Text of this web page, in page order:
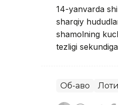
14-yanvarda
sharqiy
shamolning
tezligi
Об-ҳаво